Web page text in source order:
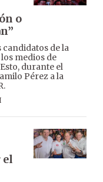
o
candidatos de la
medios de
durante el
Pérez a la
el